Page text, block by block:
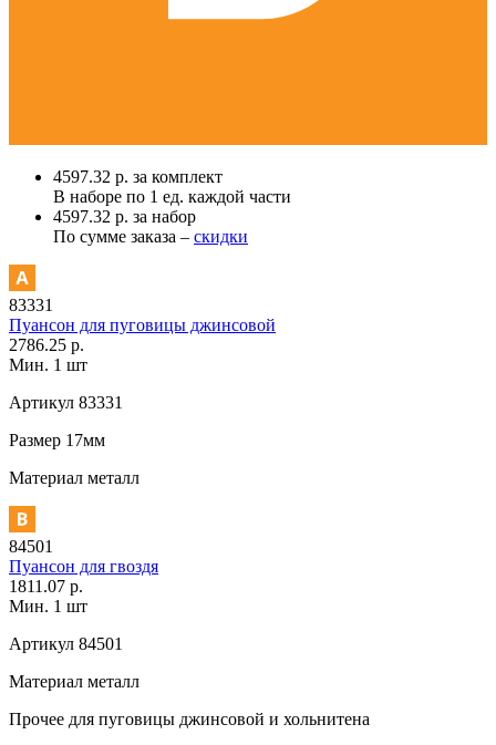
4597.32 р. за комплект
В наборе по 1 ед. каждой части
4597.32 р. за набор
По сумме заказа – скидки
83331
Пуансон для пуговицы джинсовой
2786.25 р.
Мин. 1 шт
Артикул 83331
Размер 17мм
Материал металл
84501
Пуансон для гвоздя
1811.07 р.
Мин. 1 шт
Артикул 84501
Материал металл
Прочее для пуговицы джинсовой и хольнитена